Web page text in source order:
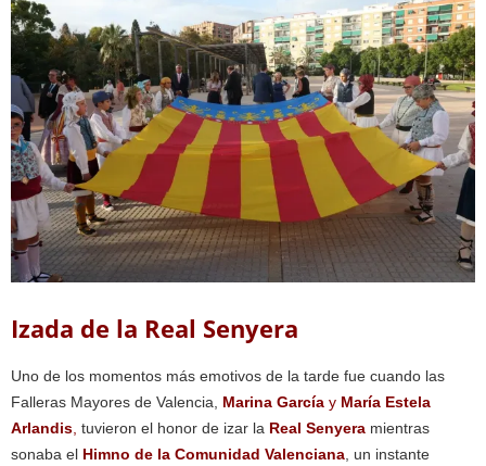
Izada de la Real Senyera
Uno de los momentos más emotivos de la tarde fue cuando las
Falleras Mayores de Valencia, Marina García y María Estela
Arlandis tuvieron el honor de izar la Real Senyera mientras
sonaba el Himno de la Comunidad Valenciana , un instante